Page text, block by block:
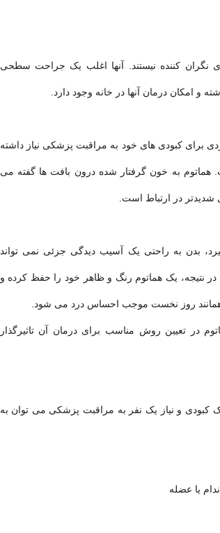
نگران کننده نیستند. آنها اغلب یک جراحت سطحی
و امکان درمان آنها در خانه وجود دارد.
برای کبودی های خود به مراقبت پزشکی نیاز داشته
هماتوم به خون گرفتار شده درون بافت ها گفته می
در ارتباط است.
بدن به راحتی یک آسیب دیدگی جزئی نمی تواند
نتیجه، یک هماتوم رنگ و ظاهر خود را حفظ کرده و
روز نخست موجب احساس درد می شود.
در تعیین روش مناسب برای درمان آن تاثیرگذار
کبودی و نیاز یک نفر به مراقبت پزشکی می توان به
یا عضله